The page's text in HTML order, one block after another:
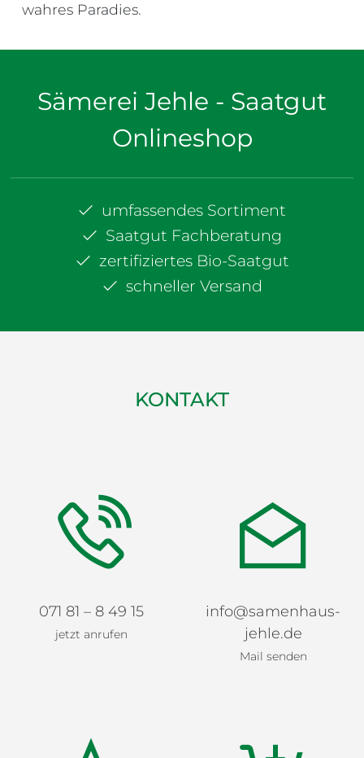
wahres Paradies.
Sämerei Jehle - Saatgut
Onlineshop
umfassendes Sortiment
Saatgut Fachberatung
zertifiziertes Bio-Saatgut
schneller Versand
KONTAKT
071 81 – 8 49 15
jetzt anrufen
info@samenhaus-
jehle.de
Mail senden